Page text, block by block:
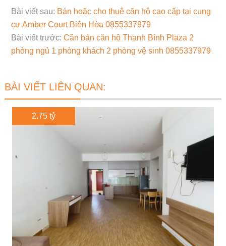
Bài viết sau: Bán hoặc cho thuê căn hộ cao cấp tại cung
cư Amber Court Biên Hòa 0855337979
Bài viết trước: Cần bán căn hộ Thanh Bình Plaza 2
phòng ngủ 1 phòng khách 2 phòng vệ sinh 0855337979
BÀI VIẾT LIÊN QUAN:
2.75 tỷ